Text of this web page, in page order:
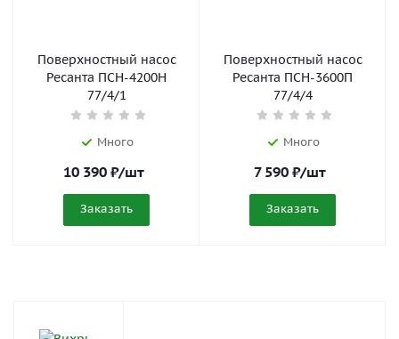
Поверхностный насос
Ресанта ПСН-4200Н
77/4/1
Много
10 390₽/шт
Заказать
Поверхностный насос
Ресанта ПСН-3600П
77/4/4
Много
7 590₽/шт
Заказать